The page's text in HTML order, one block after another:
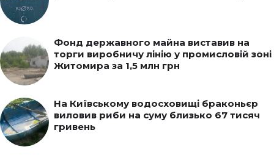
Фонд державного майна виставив на
торги виробничу лінію у промисловій зоні
Житомира за 1,5 млн грн
На Київському водосховищі браконьєр
виловив риби на суму близько 67 тисяч
гривень